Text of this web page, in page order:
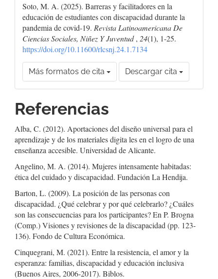
Soto, M. A. (2025). Barreras y facilitadores en la
educación de estudiantes con discapacidad durante la
pandemia de covid-19. Revista Latinoamericana De
Ciencias Sociales, Niñez Y Juventud, 24(1), 1-25.
https://doi.org/10.11600/rlcsnj.24.1.7134
Más formatos de cita Descargar cita
Referencias
Alba, C. (2012). Aportaciones del diseño universal para el
aprendizaje y de los materiales digita les en el logro de una
enseñanza accesible. Universidad de Alicante.
Angelino, M. A. (2014). Mujeres intensamente habitadas:
ética del cuidado y discapacidad. Fundación La Hendija.
Barton, L. (2009). La posición de las personas con
discapacidad. ¿Qué celebrar y por qué celebrarlo? ¿Cuáles
son las consecuencias para los participantes? En P. Brogna
(Comp.) Visiones y revisiones de la discapacidad (pp. 123-
136). Fondo de Cultura Económica.
Cinquegrani, M. (2021). Entre la resistencia, el amor y la
esperanza: familias, discapacidad y educación inclusiva
(Buenos Aires, 2006-2017). Biblos.